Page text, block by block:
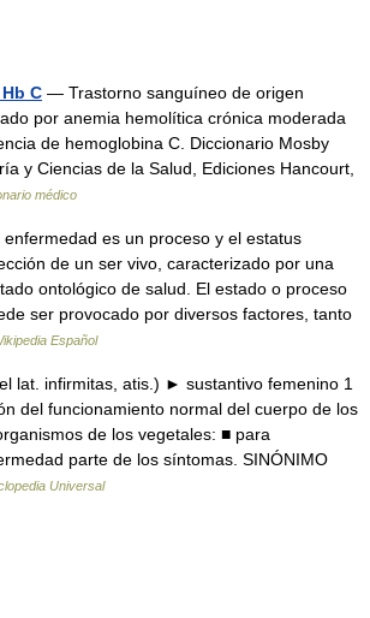
C — Trastorno sanguíneo de origen
por anemia hemolítica crónica moderada
de hemoglobina C. Diccionario Mosby
y Ciencias de la Salud, Ediciones Hancourt,
médico
es un proceso y el estatus
de un ser vivo, caracterizado por una
ontológico de salud. El estado o proceso
ser provocado por diversos factores, tanto
Español
lat. infirmitas, atis.) ► sustantivo femenino 1
del funcionamiento normal del cuerpo de los
de los vegetales: ■ para
parte de los síntomas. SINÓNIMO
Universal